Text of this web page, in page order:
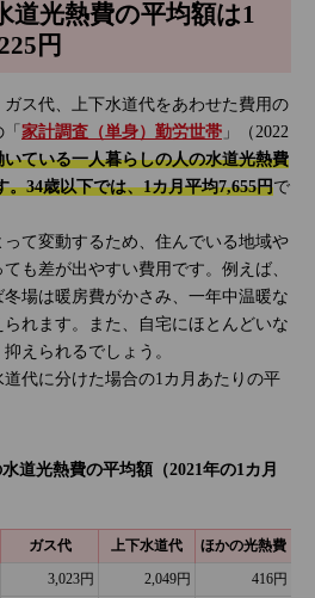
道光熱費の平均額は1
円
ス代、上下水道代をあわせた費用の
家計調査（単身）勤労世帯 」（2022
いている一人暮らしの人の水道光熱費
。34歳以下では、1カ月平均7,655円で
て変動するため、住んでいる地域や
も差が出やすい費用です。例えば、
場は暖房費がかさみ、一年中温暖な
れます。また、自宅にほとんどいな
えられるでしょう。
代に分けた場合の1カ月あたりの平
道光熱費の平均額（2021年の1カ月
ガス代 上下水道代 ほかの光熱費
3,023円 2,049円
416円